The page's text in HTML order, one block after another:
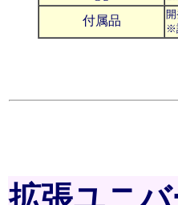
付属品
※